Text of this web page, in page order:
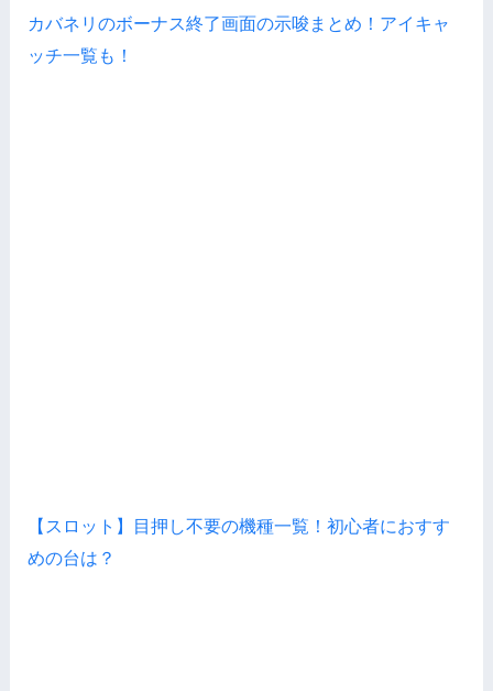
カバネリのボーナス終了画面の示唆まとめ！アイキャ
ッチ一覧も！
【スロット】目押し不要の機種一覧！初心者におすす
めの台は？